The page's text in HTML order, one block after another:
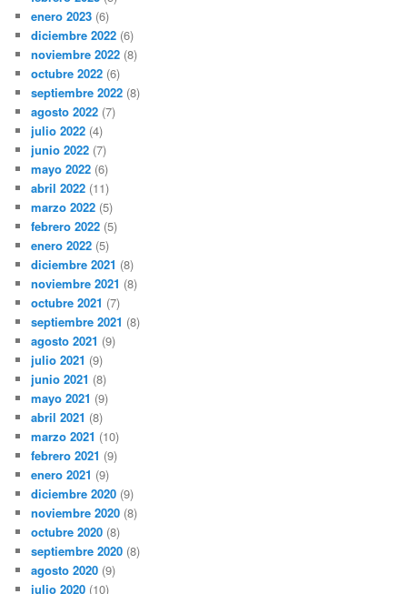
enero 2023 (6)
diciembre 2022 (6)
noviembre 2022 (8)
octubre 2022 (6)
septiembre 2022 (8)
agosto 2022 (7)
julio 2022 (4)
junio 2022 (7)
mayo 2022 (6)
abril 2022 (11)
marzo 2022 (5)
febrero 2022 (5)
enero 2022 (5)
diciembre 2021 (8)
noviembre 2021 (8)
octubre 2021 (7)
septiembre 2021 (8)
agosto 2021 (9)
julio 2021 (9)
junio 2021 (8)
mayo 2021 (9)
abril 2021 (8)
marzo 2021 (10)
febrero 2021 (9)
enero 2021 (9)
diciembre 2020 (9)
noviembre 2020 (8)
octubre 2020 (8)
septiembre 2020 (8)
agosto 2020 (9)
julio 2020 (10)